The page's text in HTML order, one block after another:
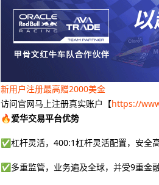
新用户注册最高赠2000美金
访问官网马上注册真实账户【https://
🔥爱华交易平台优势
✅杠杆灵活，400:1杠杆灵活配置，安全
✅多重监管，业务遍及全球，并受9重金